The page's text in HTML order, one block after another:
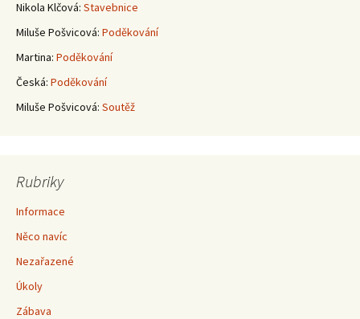
příspěvky
Nikola Klčová: Stavebnice
Miluše Pošvicová: Poděkování
Martina: Poděkování
Česká: Poděkování
Miluše Pošvicová: Soutěž
Rubriky
Informace
Něco navíc
Nezařazené
Úkoly
Zábava